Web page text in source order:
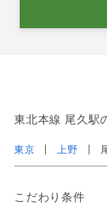
東北本線 尾久駅
東京 上野
こだわり条件